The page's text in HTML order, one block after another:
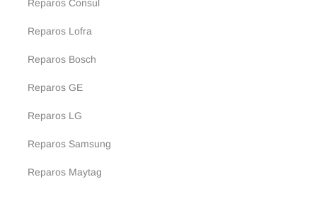
Reparos Consul
Reparos Lofra
Reparos Bosch
Reparos GE
Reparos LG
Reparos Samsung
Reparos Maytag